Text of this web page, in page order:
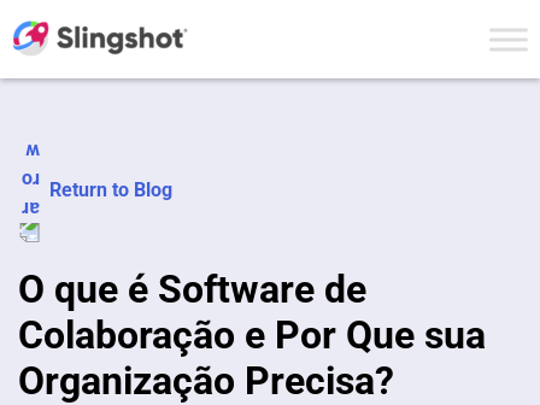
Return to Blog
O que é Software de
Colaboração e Por Que sua
Organização Precisa?